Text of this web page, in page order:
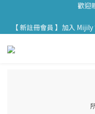
【 實體門市 】Mijily AIR
歡迎
【 實體門市 】Mijily AIR 大